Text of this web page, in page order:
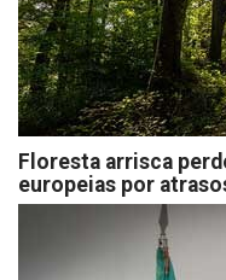
Floresta arrisca
europeias por